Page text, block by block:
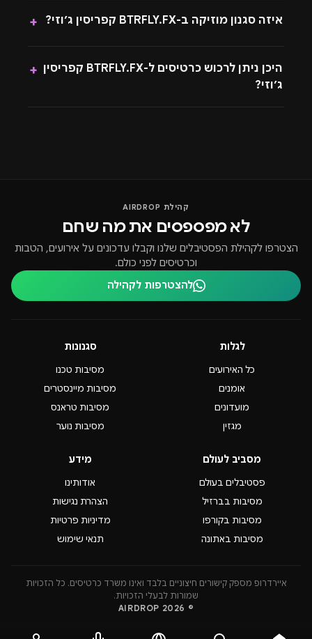
איזה סגנון מוזיקה ב-BTRFLY.FX קפריסין ג׳וזי? +
היכן ניתן לרכוש כרטיסים ל-BTRFLY.FX קפריסין
ג׳וזי?
+
קהילת AIRDROP
לא מפספסים את מה שחם
הצטרפו לקהילת הפסטיבלים שלנו וקבלו עדכונים על אירועים, הטבות
וכרטיסים לפני כולם.
להצטרפות לקהילה
לגלות
כל האירועים
אומנים
מועדונים
מגזין
סגנונות
מסיבות טכנו
מסיבות מיינסטרים
מסיבות טראנס
מסיבות נוער
מסביב לעולם
פסטיבלים בעולם
מסיבות בברזיל
מסיבות בקורפו
מסיבות באתונה
מידע
אודותינו
הצהרת נגישות
מדיניות פרטיות
תנאי שימוש
איירדרופ מספק קישורים חיצוניים בלבד ואינו משרד כרטיסים. כל הזכויות
שמורות לבעלי הזכויות.
© 2026 AIRDROP